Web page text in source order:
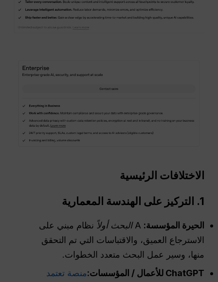
الاختلافات الرئيسية
1. التركيز على الهندسة المعمارية
الحيرة المؤسسة: البحث أولاً نظام مبني على
الاسترجاع العميق، والاقتباسات التي تم التحقق
منها، وسير عمل البحث متعدد الخطوات.
ChatGPT للأعمال / المؤسسات:
منصة تعتمد